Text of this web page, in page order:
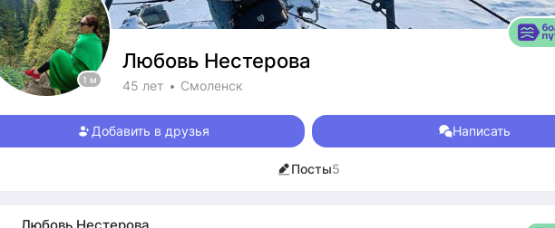
1 м
Любовь Нестерова
45 лет Смоленск
Добавить в друзья Написать
Посты5